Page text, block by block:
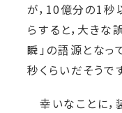
が，10億分の1
らすると，大きな
瞬」の語源となっ
秒くらいだそうです
幸いなことに